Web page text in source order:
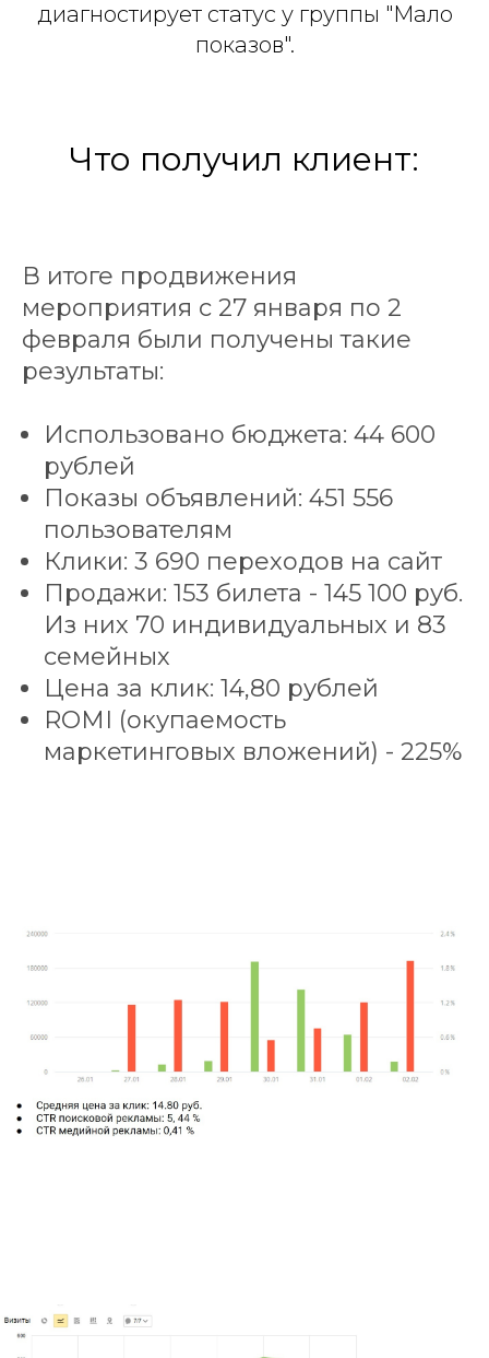
диагностирует статус у группы "Мало
показов".
Что получил клиент:
В итоге продвижения
мероприятия с 27 января по 2
февраля были получены такие
результаты:
Использовано бюджета: 44 600
рублей
Показы объявлений: 451 556
пользователям
Клики: 3 690 переходов на сайт
Продажи: 153 билета - 145 100 руб.
Из них 70 индивидуальных и 83
семейных
Цена за клик: 14,80 рублей
ROMI (окупаемость
маркетинговых вложений) - 225%